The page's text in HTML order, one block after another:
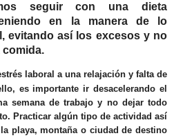
seguir con una dieta
en la manera de lo
evitando así los excesos y no
laboral a una relajación y falta de
es importante ir desacelerando el
semana de trabajo y no dejar todo
Practicar algún tipo de actividad así
playa, montaña o ciudad de destino